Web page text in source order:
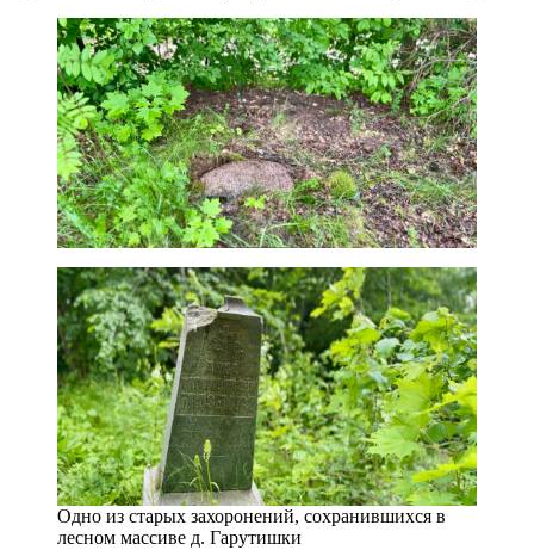
Одно из старых захоронений, сохранившихся в
лесном массиве д. Гарутишки